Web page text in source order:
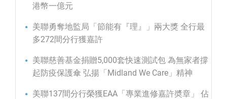
港幣一億元
美聯勇奪地監局「節能有『理』」兩大獎 全行最
多272間分行獲嘉許
美聯慈善基金捐贈5,000套快速測試包 為無家者撐
起防疫保護傘 弘揚「Midland We Care」精神
美聯137間分行榮獲EAA「專業進修嘉許奬章」 佔